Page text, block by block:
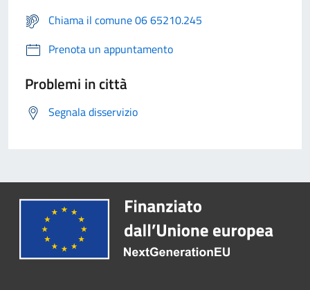
Chiama il comune 06 65210.245
Prenota un appuntamento
Problemi in città
Segnala disservizio